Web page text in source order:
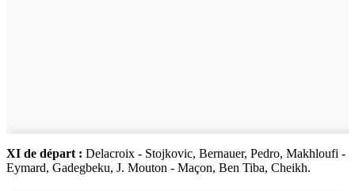
XI de départ : Delacroix - Stojkovic, Bernauer, Pedro, Makhloufi -
Eymard, Gadegbeku, J. Mouton - Maçon, Ben Tiba, Cheikh.